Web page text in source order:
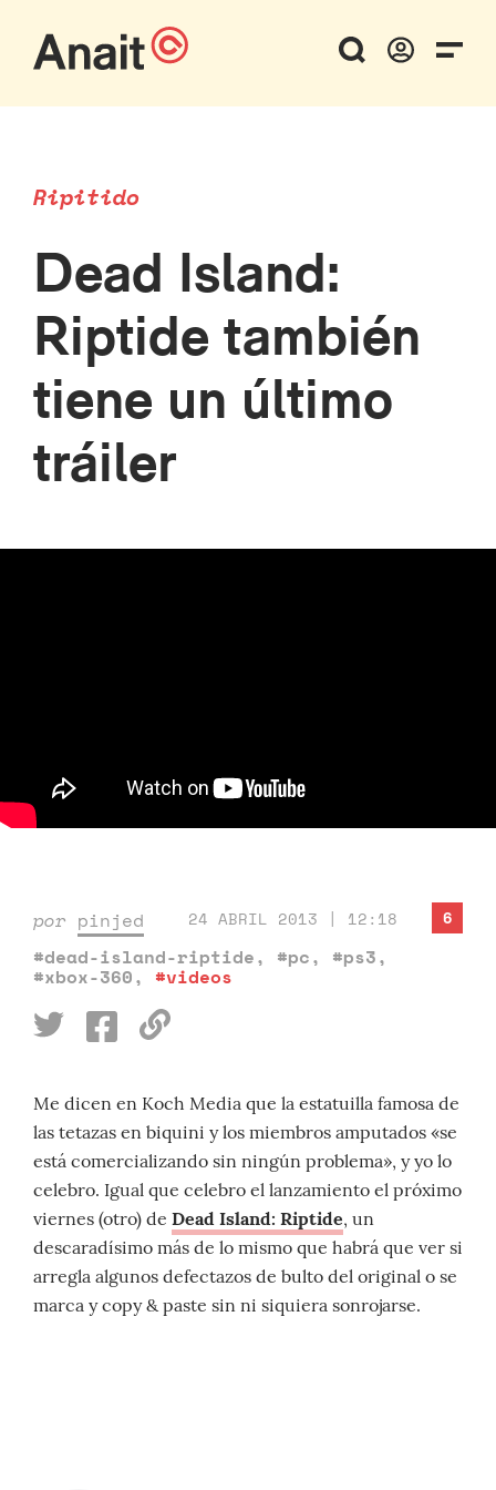
Ripitido
Dead Island:
Riptide también
tiene un último
tráiler
por pinjed 24 ABRIL 2013 | 12:18
#dead-island-riptide, #pc, #ps3,
#xbox-360, #videos
6
Me dicen en Koch Media que la estatuilla famosa de
las tetazas en biquini y los miembros amputados «se
está comercializando sin ningún problema», y yo lo
celebro. Igual que celebro el lanzamiento el próximo
viernes (otro) de Dead Island: Riptide, un
descaradísimo más de lo mismo que habrá que ver si
arregla algunos defectazos de bulto del original o se
marca y copy & paste sin ni siquiera sonrojarse.